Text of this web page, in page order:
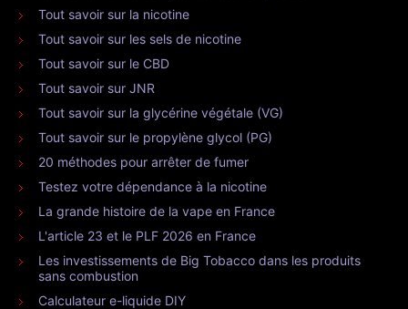
Tout savoir sur la nicotine
Tout savoir sur les sels de nicotine
Tout savoir sur le CBD
Tout savoir sur JNR
Tout savoir sur la glycérine végétale (VG)
Tout savoir sur le propylène glycol (PG)
20 méthodes pour arrêter de fumer
Testez votre dépendance à la nicotine
La grande histoire de la vape en France
L'article 23 et le PLF 2026 en France
Les investissements de Big Tobacco dans les produits
sans combustion
Calculateur e-liquide DIY